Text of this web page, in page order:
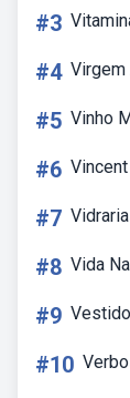
#3
#4 Virgem
#5 Vinho
#6
#7
#8 Vida
#9
#10